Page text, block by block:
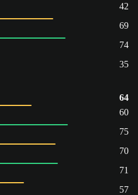
42
69
74
35
64
60
75
70
71
57